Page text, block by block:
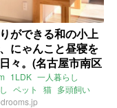
ができる和の小上
にゃんこと昼寝を
々。(名古屋市南区
貸物件)
1LDK 一人暮らし
ペット 猫 多頭飼い
がり 畳